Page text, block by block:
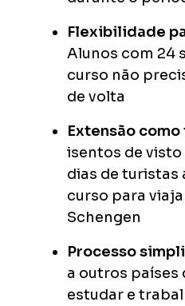
Flexibilidade
Alunos com 24
curso não
de volta
Extensão
isentos de
dias de turistas
curso para
Schengen
Processo
a outros países
estudar e